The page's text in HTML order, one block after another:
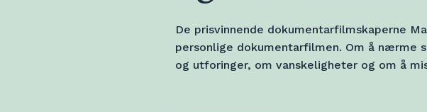
De prisvinnende dokumentarfilmskaperne
personlige dokumentarfilmen. Om å
og utforinger, om vanskeligheter og om å